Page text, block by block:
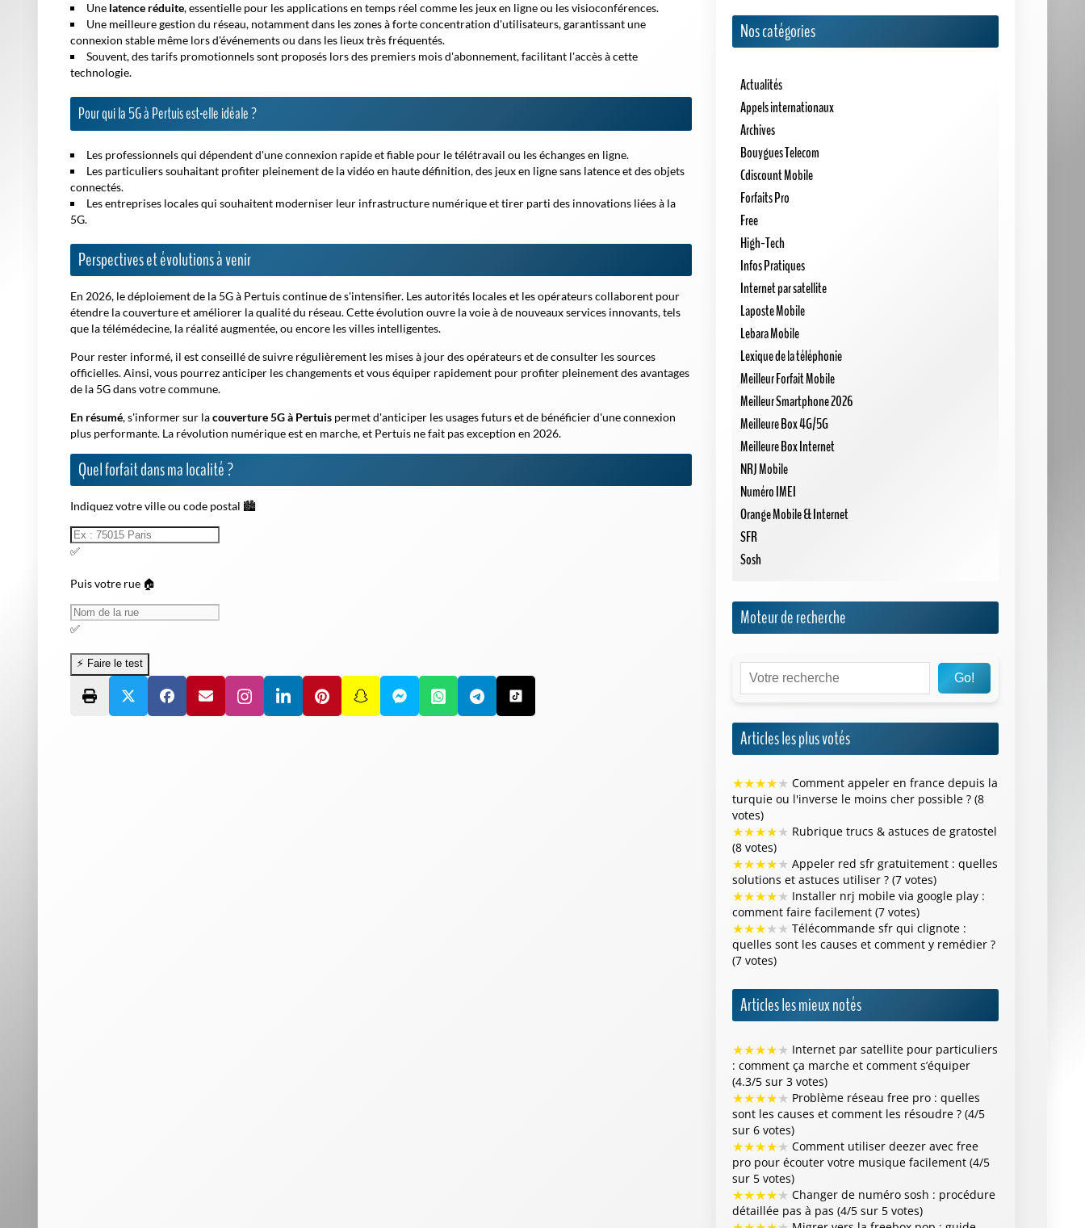
Une latence réduite, essentielle pour les applications en temps réel comme les jeux en ligne ou les visioconférences.
Une meilleure gestion du réseau, notamment dans les zones à forte concentration d'utilisateurs, garantissant une
connexion stable même lors d'événements ou dans les lieux très fréquentés.
Souvent, des tarifs promotionnels sont proposés lors des premiers mois d'abonnement, facilitant l'accès à cette
technologie.
Pour qui la 5G à Pertuis est-elle idéale ?
Les professionnels qui dépendent d'une connexion rapide et fiable pour le télétravail ou les échanges en ligne.
Les particuliers souhaitant profiter pleinement de la vidéo en haute définition, des jeux en ligne sans latence et des objets
connectés.
Les entreprises locales qui souhaitent moderniser leur infrastructure numérique et tirer parti des innovations liées à la
5G.
Perspectives et évolutions à venir
En 2026, le déploiement de la 5G à Pertuis continue de s'intensifier. Les autorités locales et les opérateurs collaborent pour
étendre la couverture et améliorer la qualité du réseau. Cette évolution ouvre la voie à de nouveaux services innovants, tels
que la télémédecine, la réalité augmentée, ou encore les villes intelligentes.
Pour rester informé, il est conseillé de suivre régulièrement les mises à jour des opérateurs et de consulter les sources
officielles. Ainsi, vous pourrez anticiper les changements et vous équiper rapidement pour profiter pleinement des avantages
de la 5G dans votre commune.
En résumé, s'informer sur lacouverture 5G à Pertuis permet d'anticiper les usages futurs et de bénéficier d'une connexion
plus performante. La révolution numérique est en marche, et Pertuis ne fait pas exception en 2026.
Quel forfait dans ma localité ?
Indiquez votre ville ou code postal 🏙️
✅
Puis votre rue 🏠
✅
Nos catégories
Actualités
Appels internationaux
Archives
Bouygues Telecom
Cdiscount Mobile
Forfaits Pro
Free
High-Tech
Infos Pratiques
Internet par satellite
Laposte Mobile
Lebara Mobile
Lexique de la téléphonie
Meilleur Forfait Mobile
Meilleur Smartphone 2026
Meilleure Box 4G/5G
Meilleure Box Internet
NRJ Mobile
Numéro IMEI
Orange Mobile & Internet
SFR
Sosh
Moteur de recherche
Go!
Articles les plus votés
★★★★★ Comment appeler en france depuis la
turquie ou l'inverse le moins cher possible ? (8
votes)
★★★★★ Rubrique trucs & astuces de gratostel
(8 votes)
★★★★★ Appeler red sfr gratuitement : quelles
solutions et astuces utiliser ? (7 votes)
★★★★★ Installer nrj mobile via google play :
comment faire facilement (7 votes)
★★★★★ Télécommande sfr qui clignote :
quelles sont les causes et comment y remédier ?
(7 votes)
Articles les mieux notés
★★★★★ Internet par satellite pour particuliers
: comment ça marche et comment s’équiper
(4.3/5 sur 3 votes)
★★★★★ Problème réseau free pro : quelles
sont les causes et comment les résoudre ? (4/5
sur 6 votes)
★★★★★ Comment utiliser deezer avec free
pro pour écouter votre musique facilement (4/5
sur 5 votes)
★★★★★ Changer de numéro sosh : procédure
détaillée pas à pas (4/5 sur 5 votes)